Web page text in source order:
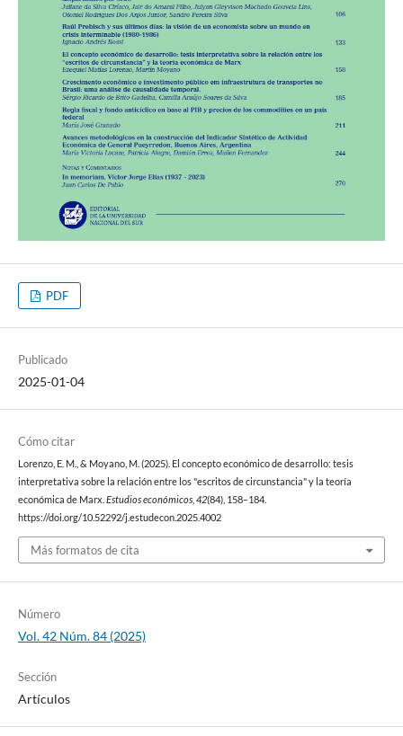
PDF
Publicado
2025-01-04
Cómo citar
Lorenzo, E. M., & Moyano, M. (2025). El concepto económico de desarrollo: tesis
interpretativa sobre la relación entre los "escritos de circunstancia" y la teoría
económica de Marx. Estudios económicos, 42(84), 158–184.
https://doi.org/10.52292/j.estudecon.2025.4002
Más formatos de cita
Número
Vol. 42 Núm. 84 (2025)
Sección
Artículos